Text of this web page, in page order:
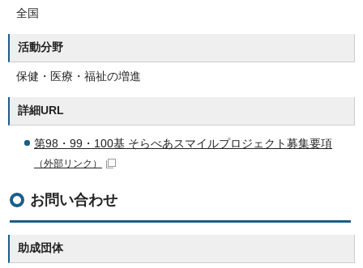
全国
活動分野
保健・医療・福祉の増進
詳細URL
第98・99・100基 そらべあスマイルプロジェクト募集要項
（外部リンク）
お問い合わせ
助成団体